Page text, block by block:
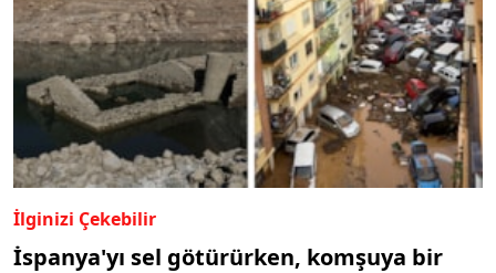
İlginizi Çekebilir
İspanya'yı sel götürürken, komşuya bir